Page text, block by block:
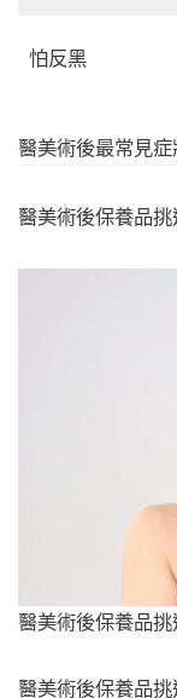
怕反黑
醫美術後最常見症
醫美術後保養品挑
醫美術後保養品挑
醫美術後保養品挑